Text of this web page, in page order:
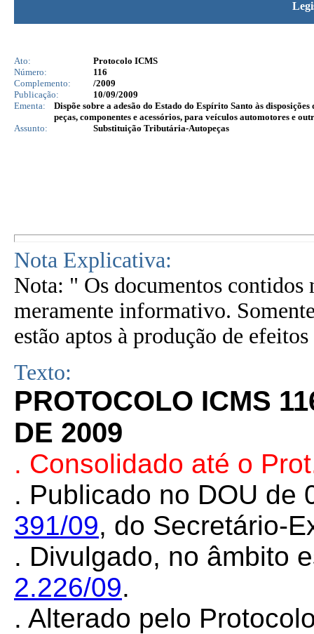
Ato:
Protocolo ICMS
Número:
116
Complemento:
/2009
Publicação:
10/09/2009
Ementa:
Dispõe sobre a adesão do Estado do Espírito Santo às
peças, componentes e acessórios, para veículos automotores e
Assunto:
Substituição Tributária-Autopeças
Nota Explicativa:
Nota: " Os documentos contidos
meramente informativo.
estão aptos à produção de
Texto:
PROTOCOLO ICMS
DE 2009
. Consolidado até o
. Publicado no DOU de
391/09, do Secretário-
. Divulgado, no âmbito
2.226/09.
. Alterado pelo